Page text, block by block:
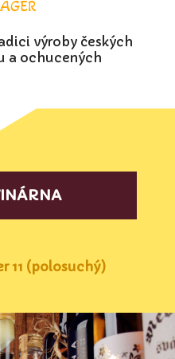
výroby českých
a ochucených
11 (polosuchý)